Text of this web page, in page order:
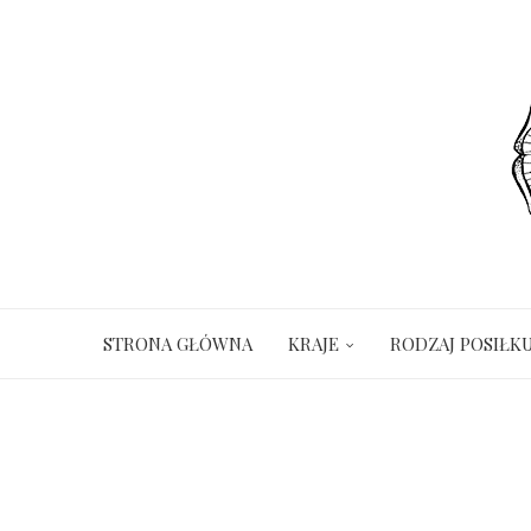
STRONA GŁÓWNA KRAJE RODZAJ